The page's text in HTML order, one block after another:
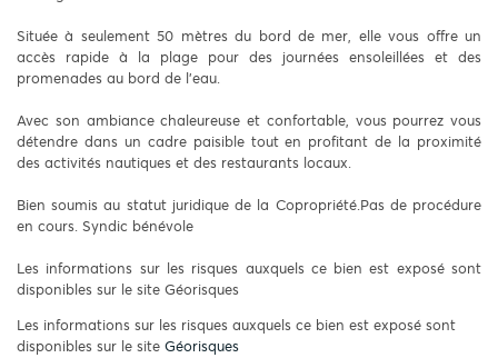
Située à seulement 50 mètres du bord de mer, elle vous offre un
accès rapide à la plage pour des journées ensoleillées et des
promenades au bord de l'eau.
Avec son ambiance chaleureuse et confortable, vous pourrez vous
détendre dans un cadre paisible tout en profitant de la proximité
des activités nautiques et des restaurants locaux.
Bien soumis au statut juridique de la Copropriété.Pas de procédure
en cours. Syndic bénévole
Les informations sur les risques auxquels ce bien est exposé sont
disponibles sur le site Géorisques
Les informations sur les risques auxquels ce bien est exposé sont
disponibles sur le site Géorisques